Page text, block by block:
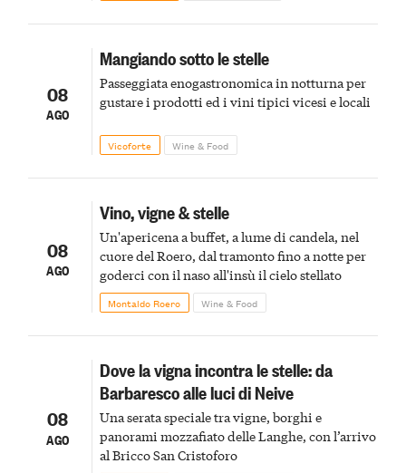
08
AGO
Mangiando sotto le stelle
Passeggiata enogastronomica in notturna per
gustare i prodotti ed i vini tipici vicesi e locali
Vicoforte Wine & Food
08
AGO
Vino, vigne & stelle
Un'apericena a buffet, a lume di candela, nel
cuore del Roero, dal tramonto fino a notte per
goderci con il naso all'insù il cielo stellato
Montaldo Roero Wine & Food
08
AGO
Dove la vigna incontra le stelle: da
Barbaresco alle luci di Neive
Una serata speciale tra vigne, borghi e
panorami mozzafiato delle Langhe, con l’arrivo
al Bricco San Cristoforo